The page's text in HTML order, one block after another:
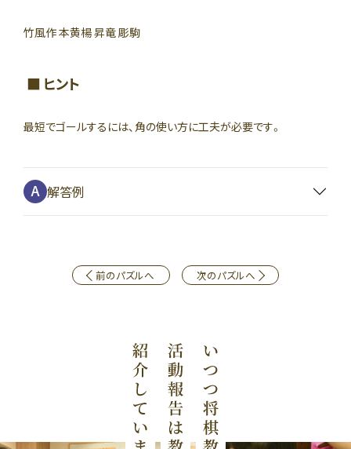
竹風作 本黄楊 昇竜 彫駒
ヒント
最短でゴールするには、角の使い方に工夫が必要です。
解答例
前のパズルへ 次のパズルへ